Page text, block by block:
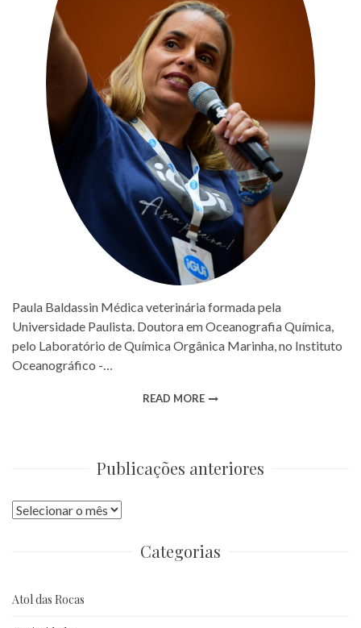
Paula Baldassin Médica veterinária formada pela
Universidade Paulista. Doutora em Oceanografia Química,
pelo Laboratório de Química Orgânica Marinha, no Instituto
Oceanográfico -…
READ MORE
Publicações anteriores
Publicações
Categorias
Atol das Rocas